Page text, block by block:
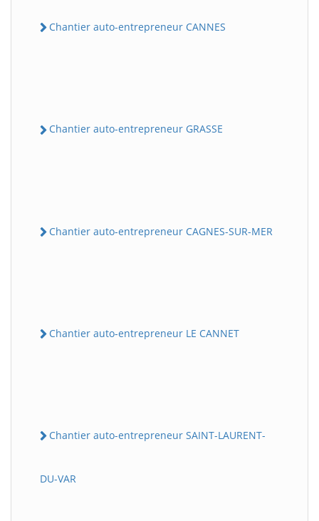
Chantier auto-entrepreneur CANNES
Chantier auto-entrepreneur GRASSE
Chantier auto-entrepreneur CAGNES-SUR-MER
Chantier auto-entrepreneur LE CANNET
Chantier auto-entrepreneur SAINT-LAURENT-
DU-VAR